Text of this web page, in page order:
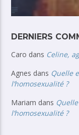
DERNIERS
Caro dans Celine,
Agnes dans Quelle
l’homosexualité ?
Mariam dans
l’homosexualité ?